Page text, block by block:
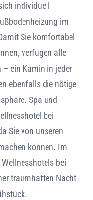
individuell
im
Sie komfortabel
verfügen alle
– ein Kamin in jeder
ebenfalls die nötige
Spa und
bei
Sie von unseren
können. Im
bei
traumhaften Nacht